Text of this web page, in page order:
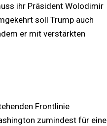
ihr Präsident Wolodimir
soll Trump auch
er mit verstärkten
Frontlinie
zumindest für eine